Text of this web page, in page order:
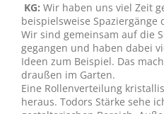
KG: Wir haben uns viel Zeit
beispielsweise
Wir sind gemeinsam auf die
gegangen und haben dabei
Ideen zum Beispiel. Das
draußen im Garten.
Eine Rollenverteilung
heraus. Todors Stärke sehe